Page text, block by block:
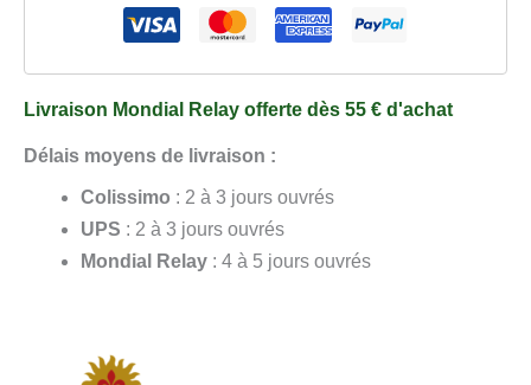
Livraison Mondial Relay offerte dès 55 € d'achat
Délais moyens de livraison :
Colissimo : 2 à 3 jours ouvrés
UPS : 2 à 3 jours ouvrés
Mondial Relay : 4 à 5 jours ouvrés